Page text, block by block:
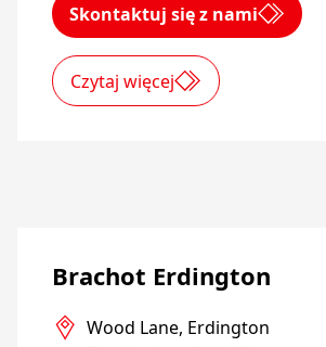
Skontaktuj się z nami
Czytaj więcej
Brachot Erdington
Wood Lane, Erdington